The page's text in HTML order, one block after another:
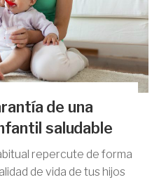
de una
saludable
repercute de forma
de vida de tus hijos